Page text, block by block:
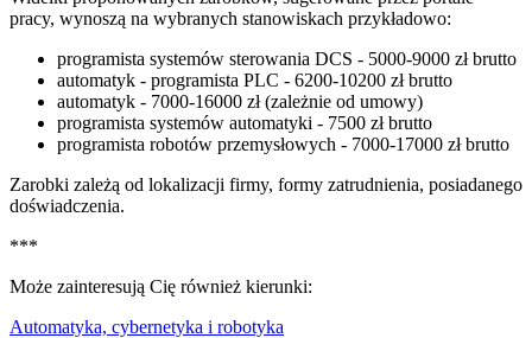
pracy, wynoszą na wybranych stanowiskach przykładowo:
programista systemów sterowania DCS - 5000-9000 zł brutto
automatyk - programista PLC - 6200-10200 zł brutto
automatyk - 7000-16000 zł (zależnie od umowy)
programista systemów automatyki - 7500 zł brutto
programista robotów przemysłowych - 7000-17000 zł brutto
Zarobki zależą od lokalizacji firmy, formy zatrudnienia, posiadanego
doświadczenia.
***
Może zainteresują Cię również kierunki:
Automatyka, cybernetyka i robotyka